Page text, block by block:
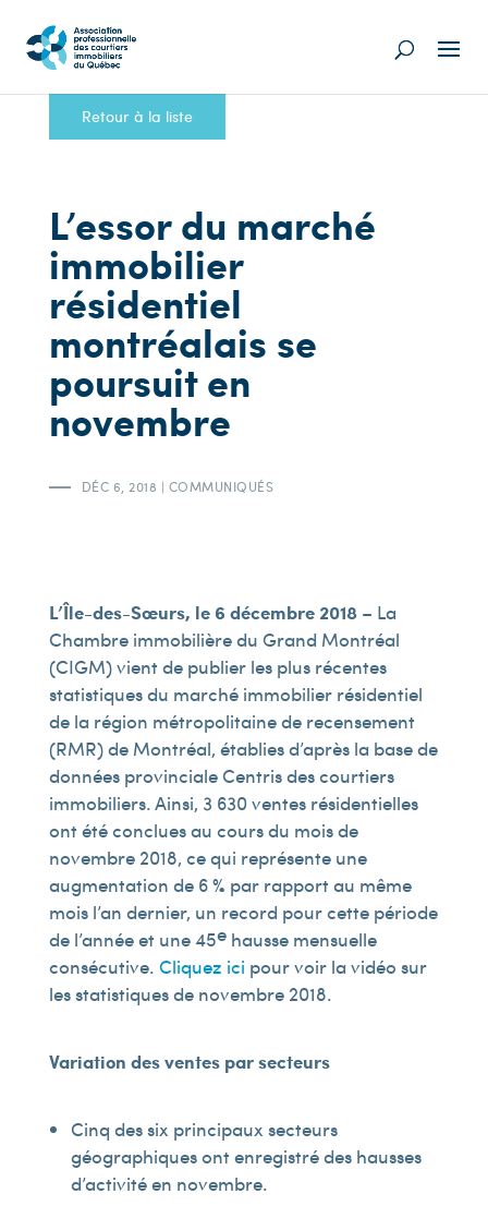
Retour à la liste
L’essor du marché
immobilier
résidentiel
montréalais se
poursuit en
novembre
DÉC 6, 2018 | COMMUNIQUÉS
L’Île-des-Sœurs, le 6 décembre 2018– La
Chambre immobilière du Grand Montréal
(CIGM) vient de publier les plus récentes
statistiques du marché immobilier résidentiel
de la région métropolitaine de recensement
(RMR) de Montréal, établies d’après la base de
données provinciale Centris des courtiers
immobiliers. Ainsi, 3 630 ventes résidentielles
ont été conclues au cours du mois de
novembre 2018, ce qui représente une
augmentation de 6 % par rapport au même
mois l’an dernier, un record pour cette période
de l’année et une 45ehausse mensuelle
consécutive. Cliquez ici pour voir la vidéo sur
les statistiques de novembre 2018.
Variation des ventes par secteurs
Cinq des six principaux secteurs
géographiques ont enregistré des hausses
d’activité en novembre.